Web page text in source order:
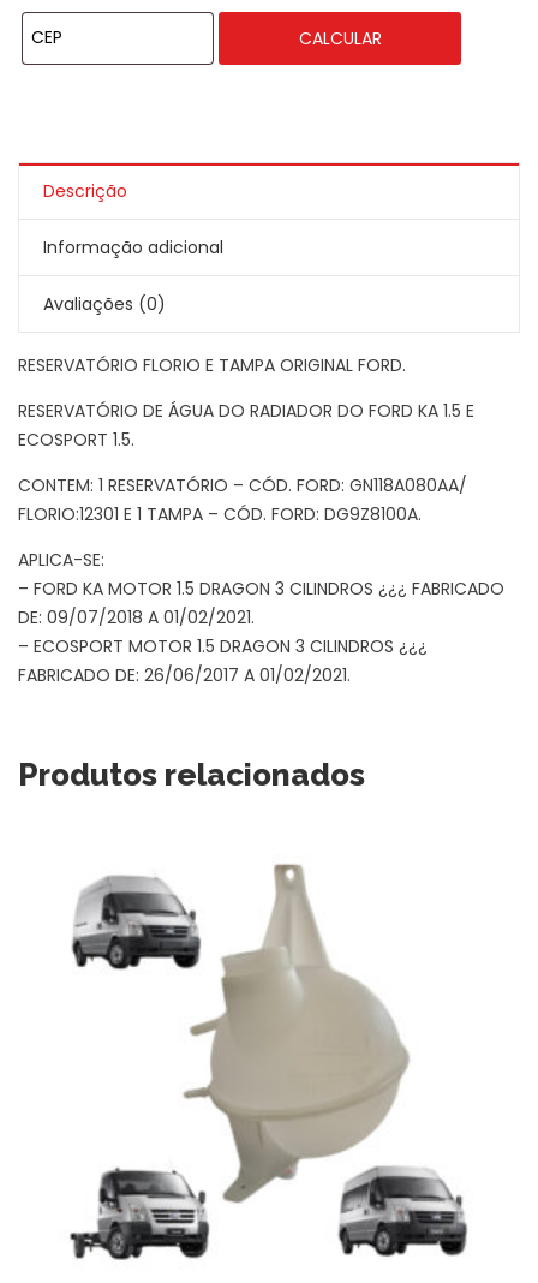
CALCULAR
Descrição
Informação adicional
Avaliações (0)
RESERVATÓRIO FLORIO E TAMPA ORIGINAL FORD.
RESERVATÓRIO DE ÁGUA DO RADIADOR DO FORD KA 1.5 E
ECOSPORT 1.5.
CONTEM: 1 RESERVATÓRIO – CÓD. FORD: GN118A080AA/
FLORIO:12301 E 1 TAMPA – CÓD. FORD: DG9Z8100A.
APLICA-SE:
– FORD KA MOTOR 1.5 DRAGON 3 CILINDROS ¿¿¿ FABRICADO
DE: 09/07/2018 A 01/02/2021.
– ECOSPORT MOTOR 1.5 DRAGON 3 CILINDROS ¿¿¿
FABRICADO DE: 26/06/2017 A 01/02/2021.
Produtos relacionados